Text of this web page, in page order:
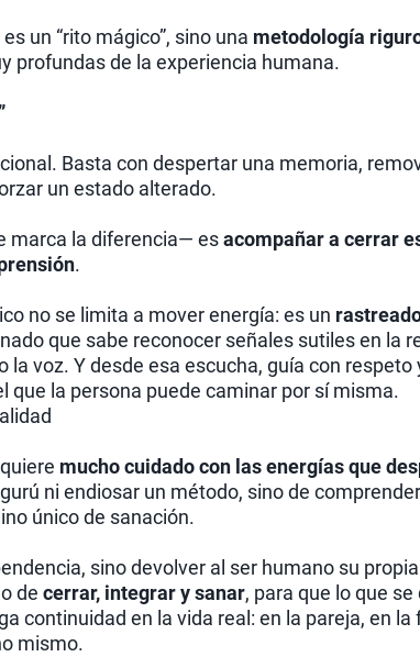
un “rito mágico”, sino una metodología
profundas de la experiencia humana.
Basta con despertar una memoria,
un estado alterado.
marca la diferencia— esacompañar a cerrar
.
no se limita a mover energía: es un
que sabe reconocer señales sutiles en la
la voz. Y desde esa escucha, guía con respeto
que la persona puede caminar por sí misma.
mucho cuidado con las energías que
ni endiosar un método, sino de
único de sanación.
sino devolver al ser humano su
de cerrar, integrar y sanar, para que lo que
continuidad en la vida real: en la pareja, en la
mismo.